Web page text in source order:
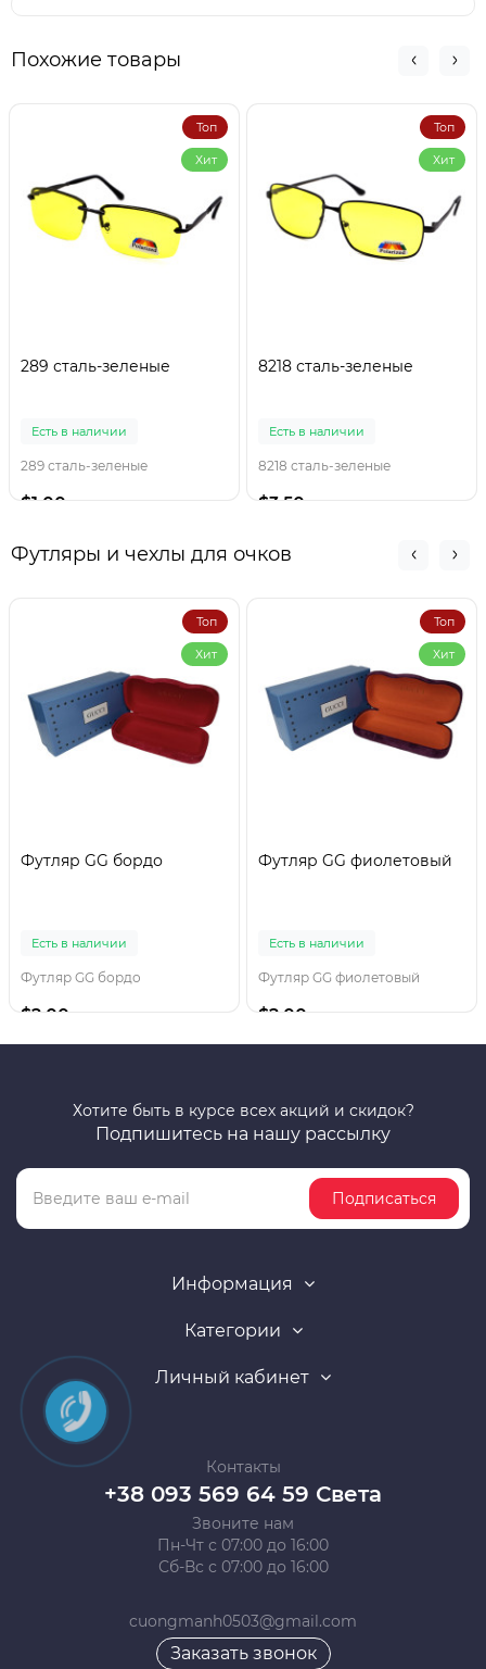
Похожие товары
Топ
Хит
289 сталь-зеленые
Есть в наличии
289 сталь-зеленые
$1.00
Топ
Хит
8218 сталь-зеленые
Есть в наличии
8218 сталь-зеленые
$3.50
Футляры и чехлы для очков
Топ
Хит
Футляр GG бордо
Есть в наличии
Футляр GG бордо
$2.00
Топ
Хит
Футляр GG фиолетовый
Есть в наличии
Футляр GG фиолетовый
$2.00
Хотите быть в курсе всех акций и скидок?
Подпишитесь на нашу рассылку
Подписаться
Информация
Категории
Личный кабинет
Контакты
+38 093 569 64 59 Света
Звоните нам
Пн-Чт с 07:00 до 16:00
Сб-Вс с 07:00 до 16:00
cuongmanh0503@gmail.com
Заказать звонок